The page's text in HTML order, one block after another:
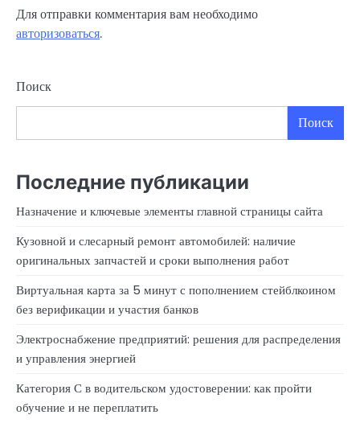
Для отправки комментария вам необходимо
авторизоваться.
Поиск
Поиск
Последние публикации
Назначение и ключевые элементы главной страницы сайта
Кузовной и слесарный ремонт автомобилей: наличие
оригинальных запчастей и сроки выполнения работ
Виртуальная карта за 5 минут с пополнением стейблкоином
без верификации и участия банков
Электроснабжение предприятий: решения для распределения
и управления энергией
Категория С в водительском удостоверении: как пройти
обучение и не переплатить